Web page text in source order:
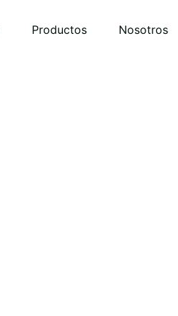
Productos Nosotros